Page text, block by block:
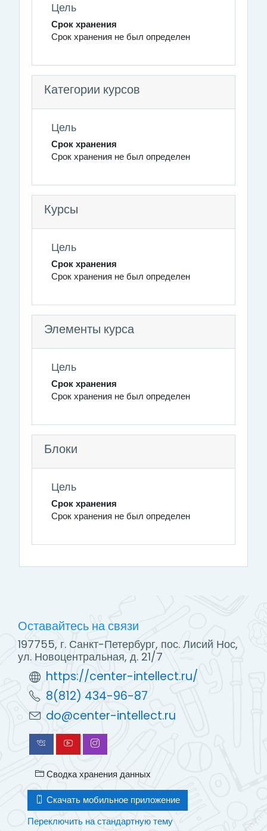
Цель
Срок хранения
Срок хранения не был определен
Категории курсов
Цель
Срок хранения
Срок хранения не был определен
Курсы
Цель
Срок хранения
Срок хранения не был определен
Элементы курса
Цель
Срок хранения
Срок хранения не был определен
Блоки
Цель
Срок хранения
Срок хранения не был определен
Оставайтесь на связи
197755, г. Санкт-Петербург, пос. Лисий Нос,
ул. Новоцентральная, д. 21/7
https://center-intellect.ru/
8(812) 434-96-87
do@center-intellect.ru
Сводка хранения данных
Скачать мобильное приложение
Переключить на стандартную тему